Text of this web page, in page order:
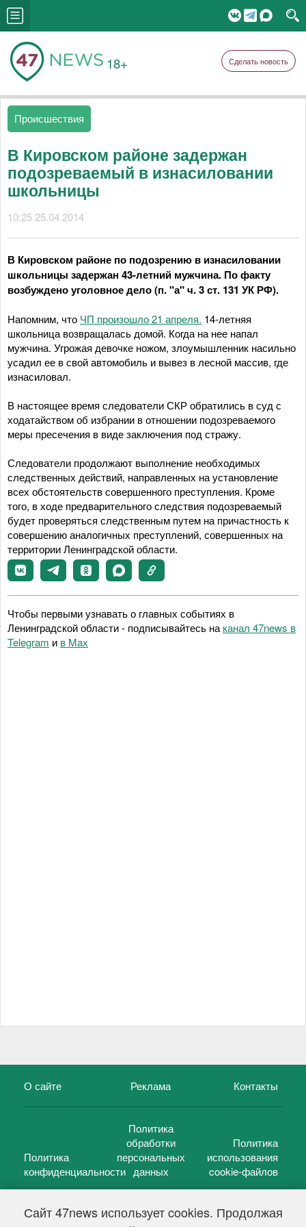
Сайт 47news использует cookies. Продолжая
18+ Сделать новость
Происшествия
В Кировском районе задержан
подозреваемый в изнасиловании
школьницы
10:25 25.04.2014
В Кировском районе по подозрению в изнасиловании
школьницы задержан 43-летний мужчина. По факту
возбуждено уголовное дело (п. "а" ч. 3 ст. 131 УК РФ).
Напомним, что ЧП произошло 21 апреля. 14-летняя
школьница возвращалась домой. Когда на нее напал
мужчина. Угрожая девочке ножом, злоумышленник насильно
усадил ее в свой автомобиль и вывез в лесной массив, где
изнасиловал.
В настоящее время следователи СКР обратились в суд с
ходатайством об избрании в отношении подозреваемого
меры пресечения в виде заключения под стражу.
Следователи продолжают выполнение необходимых
следственных действий, направленных на установление
всех обстоятельств совершенного преступления. Кроме
того, в ходе предварительного следствия подозреваемый
будет проверяться следственным путем на причастность к
совершению аналогичных преступлений, совершенных на
территории Ленинградской области.
Чтобы первыми узнавать о главных событиях в
Ленинградской области - подписывайтесь на канал 47news в
Telegram и в Maх
О сайте Реклама Контакты
Политика
конфиденциальности
Политика
обработки
персональных
данных
Политика
использования
cookie-файлов